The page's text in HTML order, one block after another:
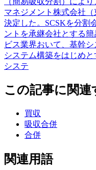
マネジメント株式会社
決定した。SCSKを分割
ントを承継会社とする
ビス業界おいて、基幹
システム構築をはじめ
システ
この記事に関連
買収
吸収合併
合併
関連用語